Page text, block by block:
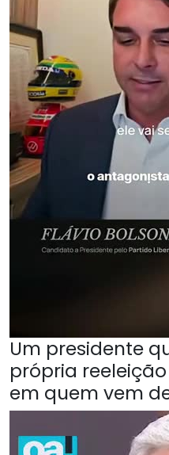
Um presidente
própria
em quem vem